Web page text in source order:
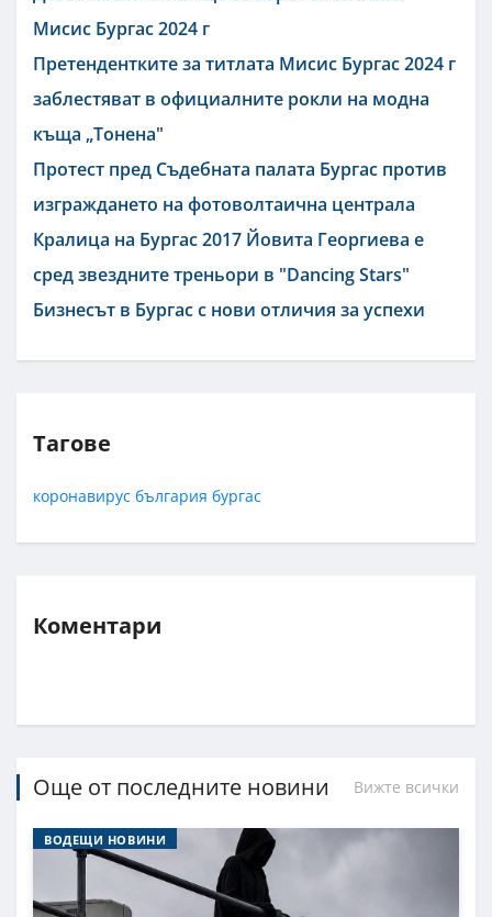
Мисис Бургас 2024 г
Претендентките за титлата Мисис Бургас 2024 г
заблестяват в официалните рокли на модна
къща „Тонена"
Протест пред Съдебната палата Бургас против
изграждането на фотоволтаична централа
Кралица на Бургас 2017 Йовита Георгиева е
сред звездните треньори в "Dancing Stars"
Бизнесът в Бургас с нови отличия за успехи
Тагове
коронавирус българия бургас
Коментари
Още от последните новини Вижте всички
ВОДЕЩИ НОВИНИ